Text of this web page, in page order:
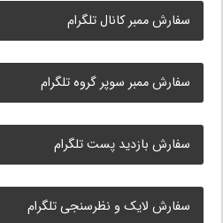
سفارش ممبر کانال تلگرام
سفارش ممبر سوپر گروه تلگرام
سفارش بازدید پست تلگرام
سفارش لایک و نظرسنجی تلگرام